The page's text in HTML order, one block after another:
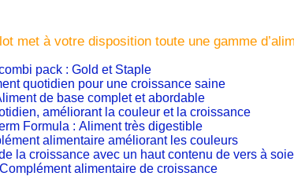
met à votre disposition toute une gamme
pack : Gold et Staple
quotidien pour une croissance saine
de base complet et abordable
améliorant la couleur et la croissance
Formula : Aliment très digestible
alimentaire améliorant les couleurs
la croissance avec un haut contenu de vers à soie
alimentaire de croissance